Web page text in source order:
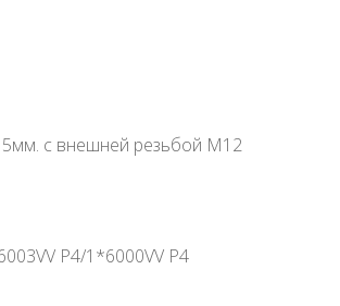
с внешней резьбой M12
P4/1*6000VV P4